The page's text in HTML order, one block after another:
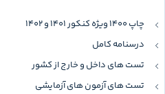
چاپ 1400 ویژه کنکور 1401 و 1402
درسنامه کامل
تست های داخل و خارج از کشور
تست های آزمون های آزمایشی